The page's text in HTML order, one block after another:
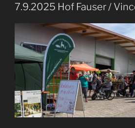
7.9.2025 Hof Fauser /